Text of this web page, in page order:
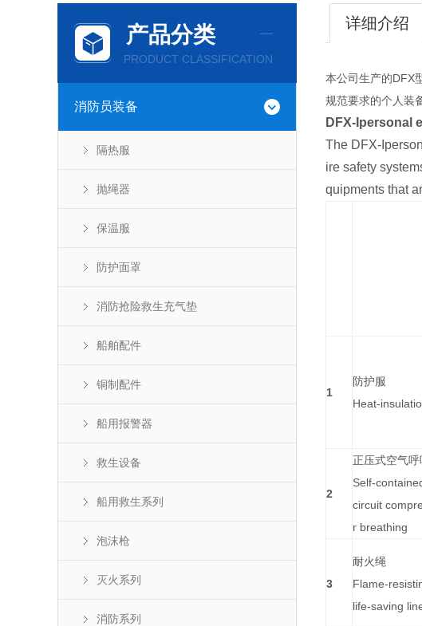
产品分类
PRODUCT CLASSIFICATION
消防员装备
隔热服
抛绳器
保温服
防护面罩
消防抢险救生充气垫
船舶配件
铜制配件
船用报警器
救生设备
船用救生系列
泡沫枪
灭火系列
消防系列
详细介绍
本公司生产的DFX
规范要求的个人装
DFX-Ipersonal
The DFX-
ire safety
quipments that
1
防护服
Heat-
2
正压式空气呼
Self-
circuit
r breathing
3
耐火绳
Flame-
life-saving